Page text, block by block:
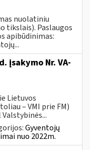
nuolatiniu
tikslais). Paslaugos
apibūdinimas:
įsakymo Nr. VA-
Lietuvos
– VMI prie FM)
Gyventojų
nuo 2022m.